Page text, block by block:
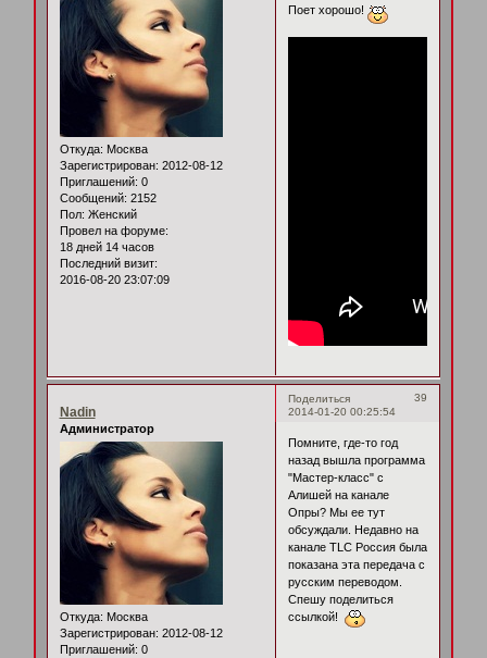
Откуда: Москва
Зарегистрирован: 2012-08-12
Приглашений: 0
Сообщений: 2152
Пол: Женский
Провел на форуме:
18 дней 14 часов
Последний визит:
2016-08-20 23:07:09
Поет хорошо!
Поделиться
39
2014-01-20 00:25:54
Nadin
Администратор
Откуда: Москва
Зарегистрирован: 2012-08-12
Приглашений: 0
Помните, где-то год
назад вышла программа
"Мастер-класс" с
Алишей на канале
Опры? Мы ее тут
обсуждали. Недавно на
канале TLC Россия была
показана эта передача с
русским переводом.
Спешу поделиться
ссылкой!